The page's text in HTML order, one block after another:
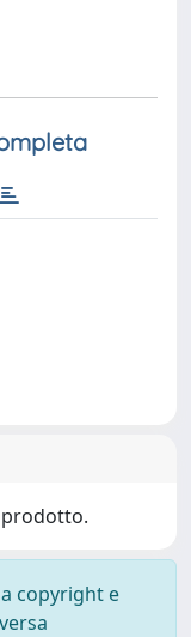
prodotto.
copyright e